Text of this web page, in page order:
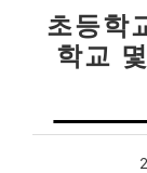
초등학
학교